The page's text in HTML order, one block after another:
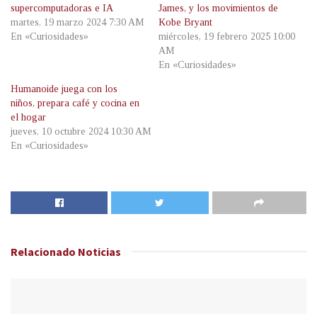
supercomputadoras e IA
martes, 19 marzo 2024 7:30 AM
En «Curiosidades»
James, y los movimientos de
Kobe Bryant
miércoles, 19 febrero 2025 10:00
AM
En «Curiosidades»
Humanoide juega con los
niños, prepara café y cocina en
el hogar
jueves, 10 octubre 2024 10:30 AM
En «Curiosidades»
Relacionado Noticias